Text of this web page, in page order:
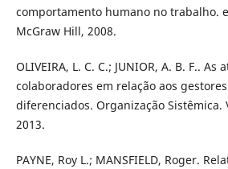
comportamento humano no trabalho.
McGraw Hill, 2008.
OLIVEIRA, L. C. C.; JUNIOR, A. B. F.. As
colaboradores em relação aos
diferenciados. Organização Sistêmica.
2013.
PAYNE, Roy L.; MANSFIELD, Roger.